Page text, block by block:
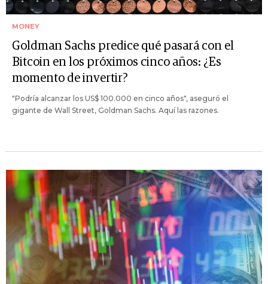
MONEY
Goldman Sachs predice qué pasará con el
Bitcoin en los próximos cinco años: ¿Es
momento de invertir?
"Podría alcanzar los US$ 100.000 en cinco años", aseguró el
gigante de Wall Street, Goldman Sachs. Aquí las razones.